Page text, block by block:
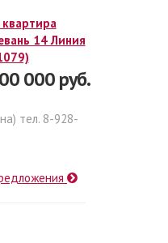
14 Линия
000 руб.
тел. 8-928-